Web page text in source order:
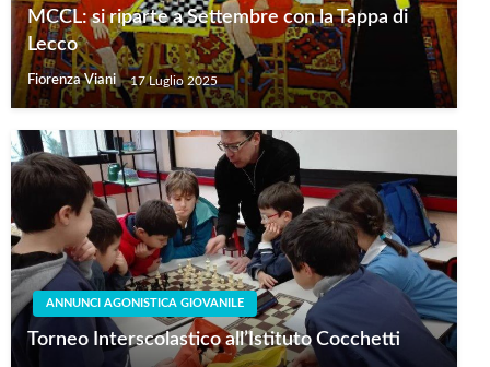
MCCL: si riparte a Settembre con la Tappa di
Lecco
Fiorenza Viani 17 Luglio 2025
ANNUNCI AGONISTICA GIOVANILE
Torneo Interscolastico all’Istituto Cocchetti